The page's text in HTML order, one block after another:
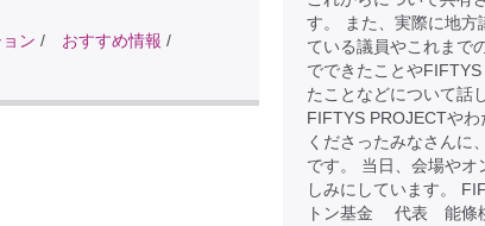
ン / おすすめ情報 /
す。 また、実際に地方
ている議員やこれまで
でできたことや
たことなどについて話
FIFTYS PROJECTや
くださったみなさんに
です。 当日、会場やオ
しみにしています。
トン基金 代表 能條